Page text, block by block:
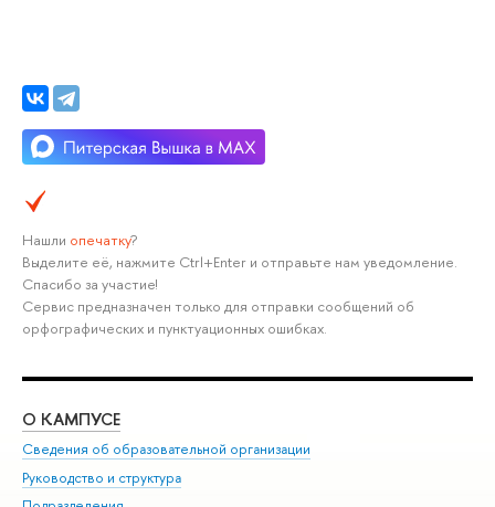
Нашли опечатку?
Выделите её, нажмите Ctrl+Enter и отправьте нам уведомление.
Спасибо за участие!
Сервис предназначен только для отправки сообщений об
орфографических и пунктуационных ошибках.
О КАМПУСЕ
Сведения об образовательной организации
Руководство и структура